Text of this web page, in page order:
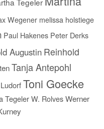
Wegener melissa holstiege
Paul Hakenes Peter Derks
Augustin Reinhold
Tanja Antepohl
Toni Goecke
TegelerW. RolvesWerner